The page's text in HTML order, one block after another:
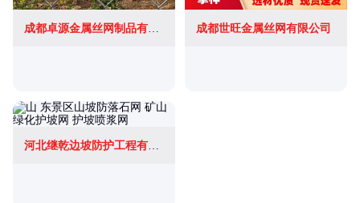
成都世旺金属丝网有限公司
河北继乾边坡防护工程有限公司